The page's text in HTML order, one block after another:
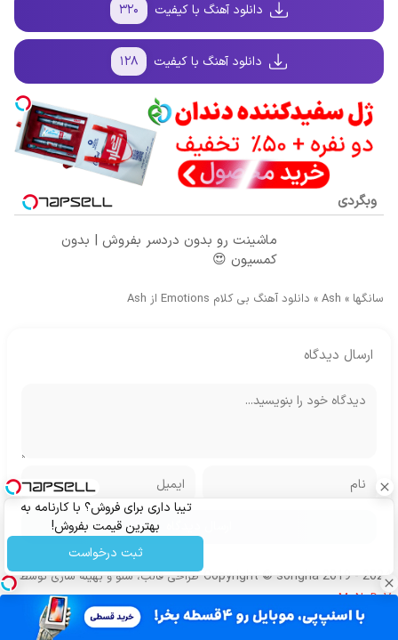
دانلود آهنگ با کیفیت ۳۲۰
دانلود آهنگ با کیفیت ۱۲۸
وبگردی
ماشینت رو بدون دردسر بفروش | بدون
کمسیون 😍
سانگها »
Ash
» دانلود آهنگ بی کلام Emotions از Ash
ارسال دیدگاه
تیبا داری برای فروش؟ با کارنامه به
بهترین قیمت بفروش!
ثبت درخواست
Copyright © songha 2019 - 2024 طراحی قالب، سئو و بهینه سازی توسط
MoNoDeV